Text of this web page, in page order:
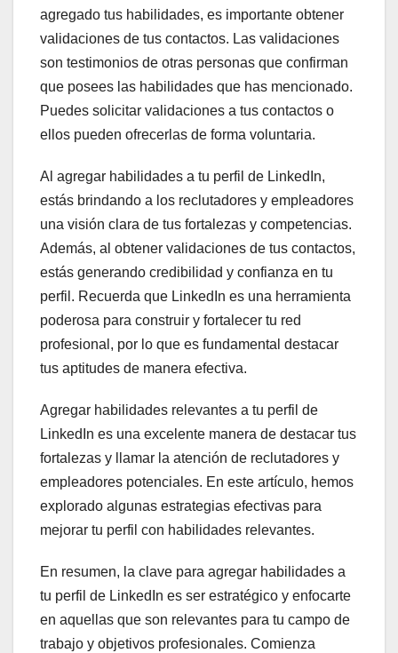
agregado tus habilidades, es importante obtener
validaciones de tus contactos. Las validaciones
son testimonios de otras personas que confirman
que posees las habilidades que has mencionado.
Puedes solicitar validaciones a tus contactos o
ellos pueden ofrecerlas de forma voluntaria.
Al agregar habilidades a tu perfil de LinkedIn,
estás brindando a los reclutadores y empleadores
una visión clara de tus fortalezas y competencias.
Además, al obtener validaciones de tus contactos,
estás generando credibilidad y confianza en tu
perfil. Recuerda que LinkedIn es una herramienta
poderosa para construir y fortalecer tu red
profesional, por lo que es fundamental destacar
tus aptitudes de manera efectiva.
Agregar habilidades relevantes a tu perfil de
LinkedIn es una excelente manera de destacar tus
fortalezas y llamar la atención de reclutadores y
empleadores potenciales. En este artículo, hemos
explorado algunas estrategias efectivas para
mejorar tu perfil con habilidades relevantes.
En resumen, la clave para agregar habilidades a
tu perfil de LinkedIn es ser estratégico y enfocarte
en aquellas que son relevantes para tu campo de
trabajo y objetivos profesionales. Comienza